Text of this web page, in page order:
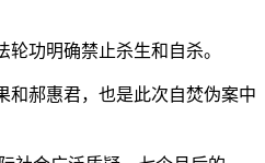
轮功明确禁止杀生和自杀。
和郝惠君，也是此次自焚伪案中